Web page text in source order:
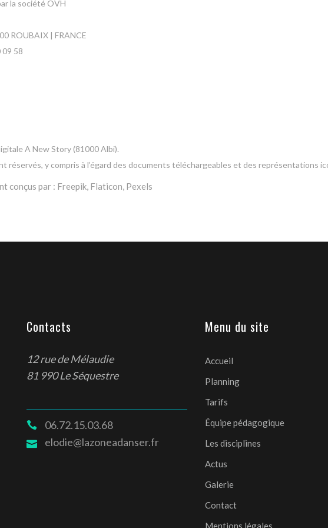
la société OVH
ROUBAIX | FRANCE
09 58
A New Story (81000 Albi).
réservés, y compris à l’égard des documents téléchargeables et des représentations
conçus par : Freepik, Flaticon, Pexels
Contacts
12 rue de Mélaudie
81 990 Le Séquestre
06.72.15.03.68
elodie@lazoneadanser.fr
Menu du site
Accueil
Planning
Tarifs
Équipe pédagogique
Les disciplines
Actus
Galerie
Contact
Mentions légales